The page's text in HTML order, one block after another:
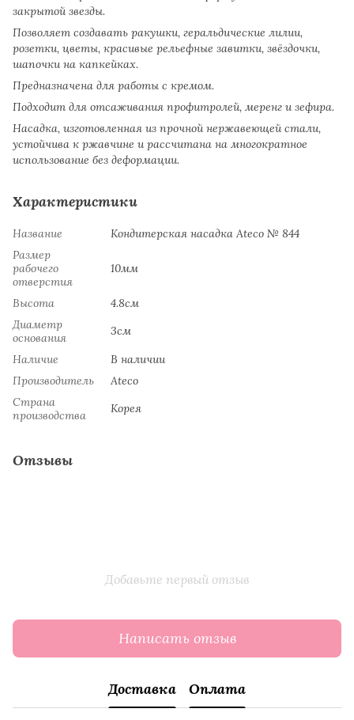
закрытой звезды.
Позволяет создавать ракушки, геральдические лилии,
розетки, цветы, красивые рельефные завитки, звёздочки,
шапочки на капкейках.
Предназначена для работы с кремом.
Подходит для отсаживания профитролей, меренг и зефира.
Насадка, изготовленная из прочной нержавеющей стали,
устойчива к ржавчине и рассчитана на многократное
использование без деформации.
Характеристики
Название
Кондитерская насадка Ateco № 844
Размер
рабочего
отверстия
10мм
Высота
4.8см
Диаметр
основания
3см
Наличие
В наличии
Производитель
Ateco
Страна
производства
Koрeя
Отзывы
Добавьте первый отзыв
Написать отзыв
Доставка Оплата